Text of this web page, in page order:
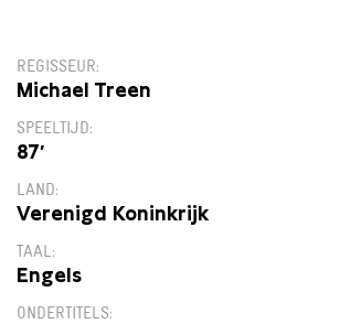
REGISSEUR
Michael Treen
SPEELTIJD
87′
LAND
Verenigd Koninkrijk
TAAL
Engels
ONDERTITELS